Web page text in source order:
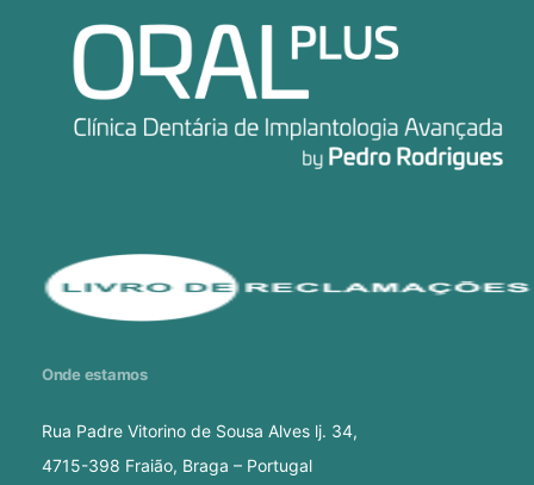
Onde estamos
Rua Padre Vitorino de Sousa Alves lj. 34,
4715-398 Fraião, Braga – Portugal